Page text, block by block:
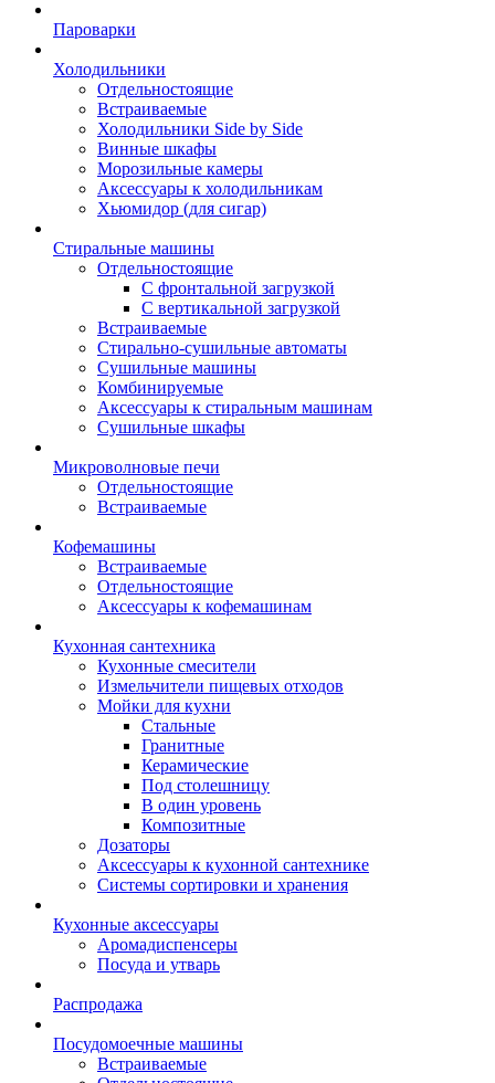
Пароварки
Холодильники
Отдельностоящие
Встраиваемые
Холодильники Side by Side
Винные шкафы
Морозильные камеры
Аксессуары к холодильникам
Хьюмидор (для сигар)
Стиральные машины
Отдельностоящие
С фронтальной загрузкой
С вертикальной загрузкой
Встраиваемые
Стирально-сушильные автоматы
Сушильные машины
Комбинируемые
Аксессуары к стиральным машинам
Сушильные шкафы
Микроволновые печи
Отдельностоящие
Встраиваемые
Кофемашины
Встраиваемые
Отдельностоящие
Аксессуары к кофемашинам
Кухонная сантехника
Кухонные смесители
Измельчители пищевых отходов
Мойки для кухни
Стальные
Гранитные
Керамические
Под столешницу
В один уровень
Композитные
Дозаторы
Аксессуары к кухонной сантехнике
Системы сортировки и хранения
Кухонные аксессуары
Аромадиспенсеры
Посуда и утварь
Распродажа
Посудомоечные машины
Встраиваемые